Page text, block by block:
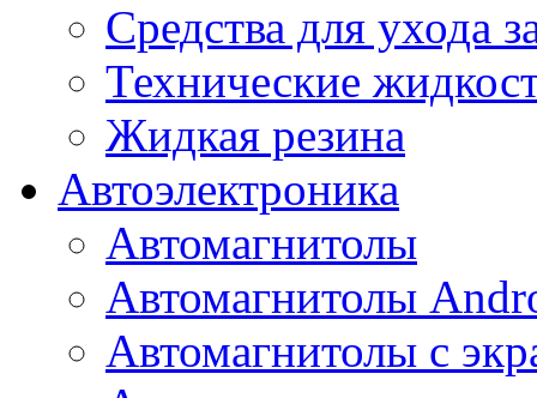
Средства для ухода
Технические
Жидкая резина
Автоэлектроника
Автомагнитолы
Автомагнитолы
Автомагнитолы с